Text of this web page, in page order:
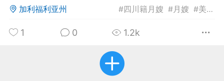
民宿短租 房屋买卖 商铺转让
加利福利亚州 #四川籍月嫂 #月嫂 #美国月嫂
1 0 1.2k